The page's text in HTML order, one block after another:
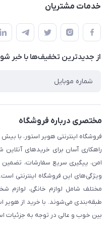
حساب کاربری
لیست محصولات
درباره ما
خدمات مشتریان
پیگیری سفارش
قوانین و مقرارت
حریم خصوصی
راهنما
از جدید‌ترین تخفیف‌ها با‌ خبر
مختصری درباره فروشگاه
فروشگاه اینترنتی هویر استور، با
راهکاری آسان برای خریدهای
امن، پیگیری سریع سفارشات،
ویژگی‌های این فروشگاه اینترنتی
مختلف شامل لوازم خانگی، لوازم
طبقه‌بندی می‌شوند. با خرید از هویر
بین خوب و عالی در توجه به جزئیات